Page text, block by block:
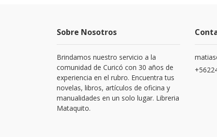
Sobre Nosotros
Brindamos nuestro servicio a la
comunidad de Curicó con 30 años de
experiencia en el rubro. Encuentra tus
novelas, libros, artículos de oficina y
manualidades en un solo lugar. Libreria
Mataquito.